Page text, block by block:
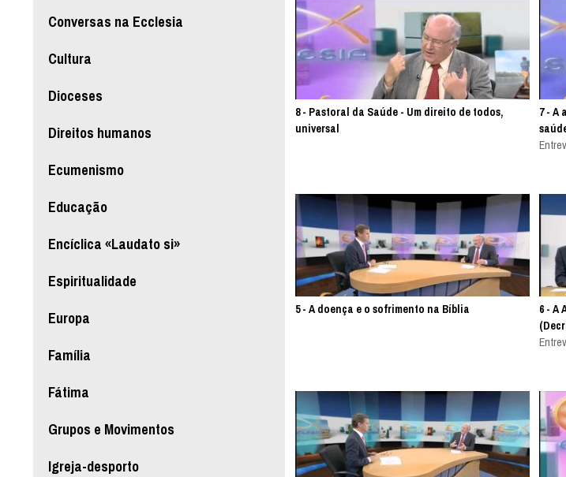
Conversas na Ecclesia
Cultura
Dioceses
Direitos humanos
Ecumenismo
Educação
Encíclica «Laudato si»
Espiritualidade
Europa
Família
Fátima
Grupos e Movimentos
Igreja-desporto
8 - Pastoral da Saúde - Um direito de todos,
universal
7 - A
5 - A doença e o sofrimento na Bíblia
6 - A